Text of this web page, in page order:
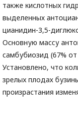
также кислотных
выделенных
цианидин-3,5-
Основную массу
самбубиозид (67%
Установлено, что
зрелых плодах
произрастания